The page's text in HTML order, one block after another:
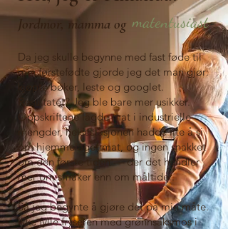
Jordmor, mamma og matentusiast
Da jeg skulle begynne med fast føde til
min førstefødte gjorde jeg det man gjør:
kjøpte bøker, leste og googlet.
Resultatet? Jeg ble bare mer usikker.
Oppskriftene lagde mat i industrielle
mengder, helsestasjonen hadde lite å si
om hjemmelaget mat, og ingen snakket
om den første tiden — der det handler
mer om smaker enn om måltider.
Så jeg begynte å gjøre det på min måte.
Ikke fylle fryseren med grønnsaksmos i